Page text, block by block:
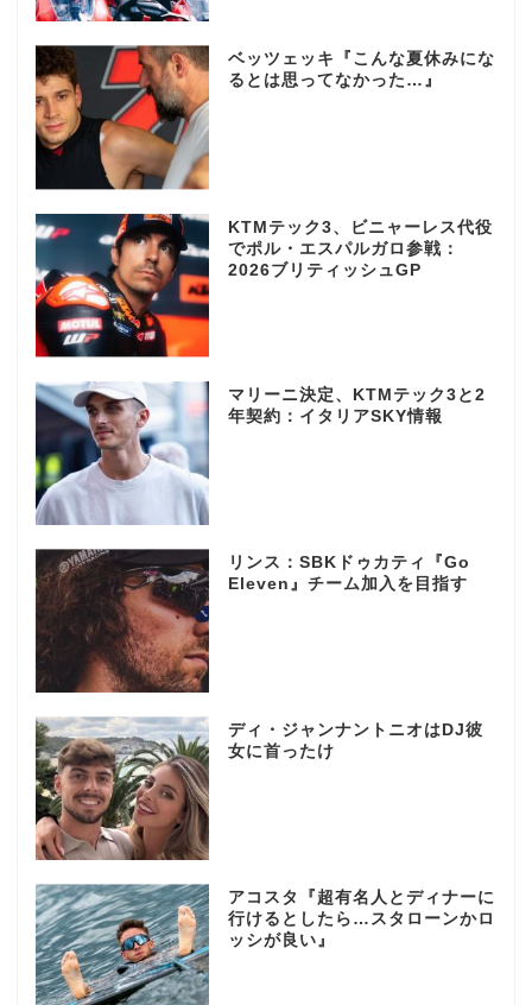
ベッツェッキ『こんな夏休みにな
るとは思ってなかった…』
KTMテック3、ビニャーレス代役
でポル・エスパルガロ参戦：
2026ブリティッシュGP
マリーニ決定、KTMテック3と2
年契約：イタリアSKY情報
リンス：SBKドゥカティ『Go
Eleven』チーム加入を目指す
ディ・ジャンナントニオはDJ彼
女に首ったけ
アコスタ『超有名人とディナーに
行けるとしたら…スタローンかロ
ッシが良い』